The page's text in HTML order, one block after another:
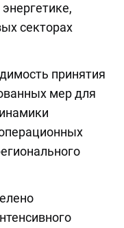
секторах
принятия
мер для